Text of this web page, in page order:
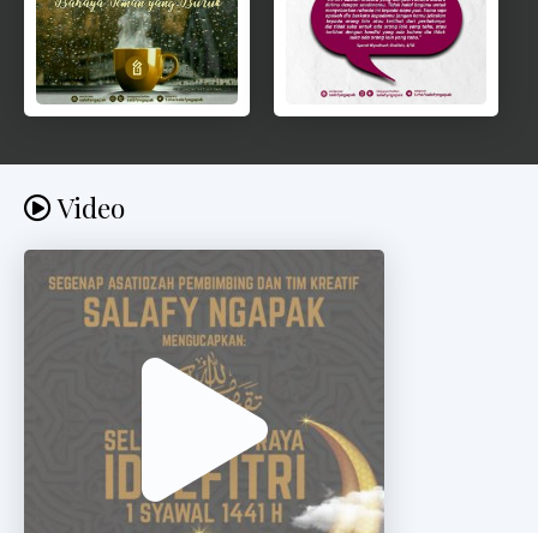
Video